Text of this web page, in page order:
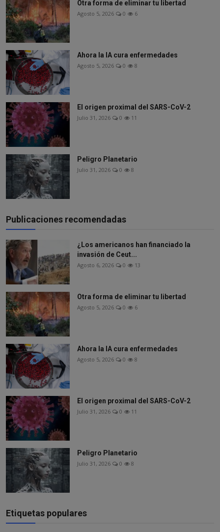
Otra forma de eliminar tu libertad
Agosto 5, 2026 0 6
Ahora la IA cura enfermedades
Agosto 5, 2026 0 8
El origen proximal del SARS-CoV-2
Julio 31, 2026 0 11
Peligro Planetario
Julio 31, 2026 0 8
Publicaciones recomendadas
¿Los americanos han financiado la
invasión de Ceut...
Agosto 6, 2026 0 13
Otra forma de eliminar tu libertad
Agosto 5, 2026 0 6
Ahora la IA cura enfermedades
Agosto 5, 2026 0 8
El origen proximal del SARS-CoV-2
Julio 31, 2026 0 11
Peligro Planetario
Julio 31, 2026 0 8
Etiquetas populares